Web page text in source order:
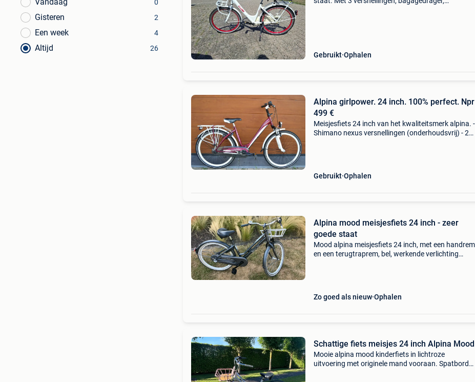
0
Gisteren 2
Een week 4
Altijd 26
Gebruikt Ophalen
Alpina girlpower. 24 inch. 100% perfect. Npr
499 €
Meisjesfiets 24 inch van het kwaliteitsmerk alpina. -
Shimano nexus versnellingen (onderhoudsvrij) - 2
Gebruikt Ophalen
Alpina mood meisjesfiets 24 inch - zeer
goede staat
Mood alpina meisjesfiets 24 inch, met een handrem
en een terugtraprem, bel, werkende verlichting
Zo goed als nieuw Ophalen
Schattige fiets meisjes 24 inch Alpina Mood
Mooie alpina mood kinderfiets in lichtroze
uitvoering met originele mand vooraan. Spatbord